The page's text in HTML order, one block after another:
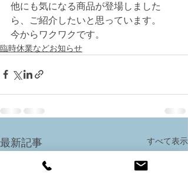
他にも気になる商品が登場しました
ら、ご紹介したいと思っています。
今からワクワクです。
臨時休業などお知らせ
最新記事 すべて表示